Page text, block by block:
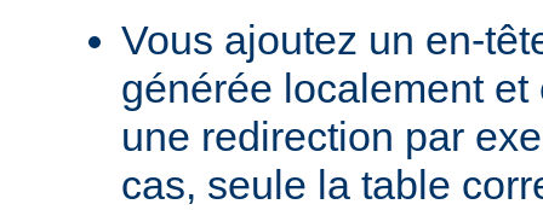
Vous ajoutez un en-
générée localement
une redirection par
cas, seule la table